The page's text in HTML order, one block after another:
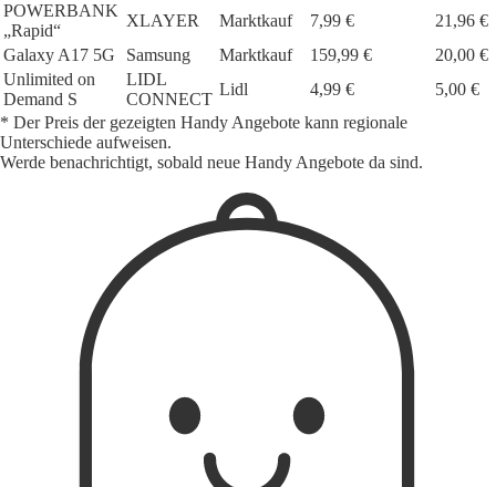
POWERBANK
„Rapid“
XLAYER Marktkauf 7,99 €
21,96 €
Galaxy A17 5G
Samsung Marktkauf 159,99 €
20,00 €
Unlimited on
Demand S
LIDL
CONNECT
Lidl 4,99 €
5,00 €
* Der Preis der gezeigten Handy Angebote kann regionale
Unterschiede aufweisen.
Werde benachrichtigt, sobald neue Handy Angebote da sind.